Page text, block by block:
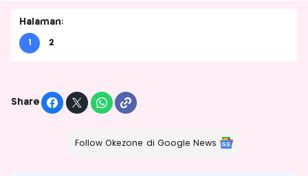
Halaman:
1 2
Share
Follow Okezone di Google News